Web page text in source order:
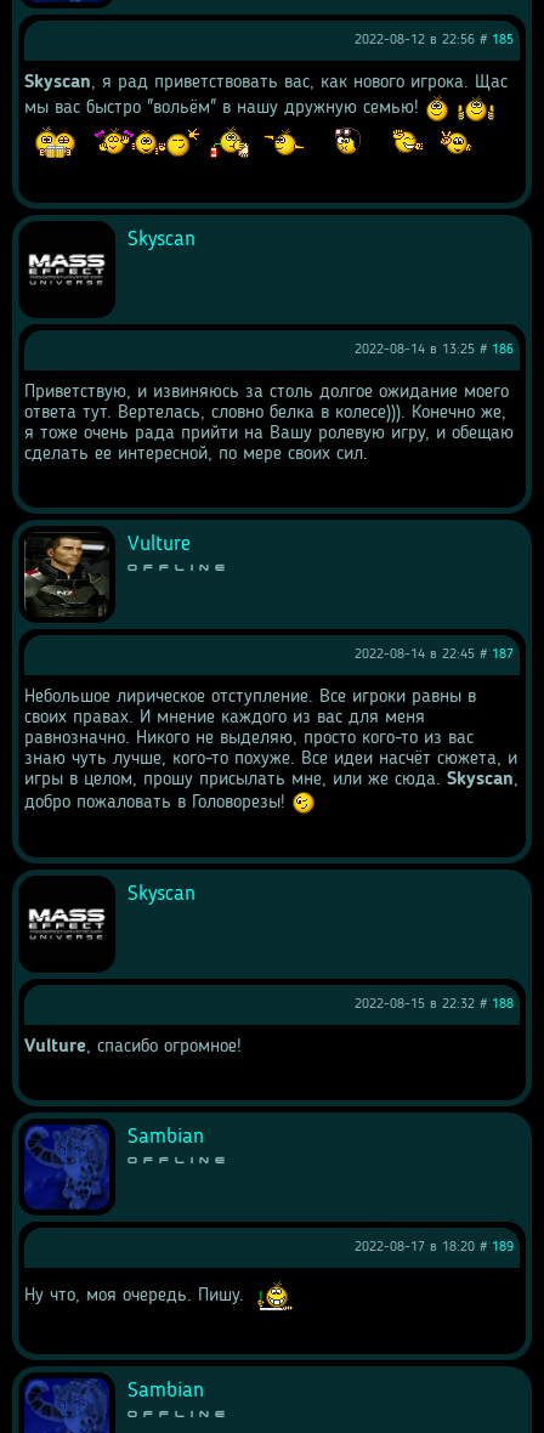
2022-08-12 в 22:56 # 185
Skyscan, я рад приветствовать вас, как нового игрока. Щас
мы вас быстро "вольём" в нашу дружную семью!
Skyscan
2022-08-14 в 13:25 # 186
Приветствую, и извиняюсь за столь долгое ожидание моего
ответа тут. Вертелась, словно белка в колесе))). Конечно же,
я тоже очень рада прийти на Вашу ролевую игру, и обещаю
сделать ее интересной, по мере своих сил.
Vulture
Offline
2022-08-14 в 22:45 # 187
Небольшое лирическое отступление. Все игроки равны в
своих правах. И мнение каждого из вас для меня
равнозначно. Никого не выделяю, просто кого-то из вас
знаю чуть лучше, кого-то похуже. Все идеи насчёт сюжета, и
игры в целом, прошу присылать мне, или же сюда. Skyscan,
добро пожаловать в Головорезы!
Skyscan
2022-08-15 в 22:32 # 188
Vulture, спасибо огромное!
Sambian
Offline
2022-08-17 в 18:20 # 189
Ну что, моя очередь. Пишу.
Sambian
Offline